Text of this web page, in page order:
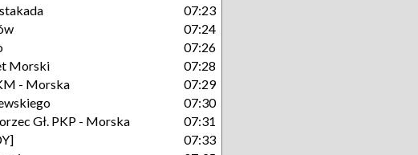
07:23
07:24
07:26
Morski
07:28
- Morska
07:29
07:30
Gł. PKP - Morska
07:31
07:33